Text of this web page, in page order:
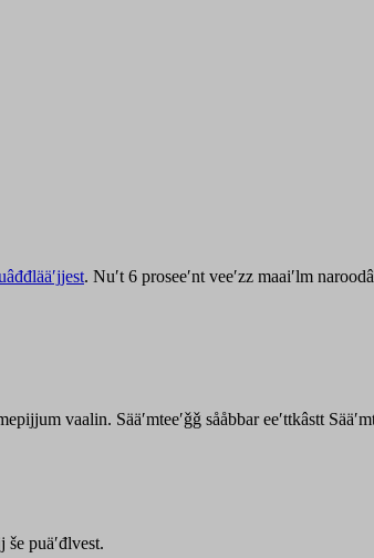
. Nuʹt 6 proseeʹnt veeʹzz maaiʹlm
vaalin. Sääʹmteeʹǧǧ sååbbar eeʹttkâstt
še puäʹđlvest.